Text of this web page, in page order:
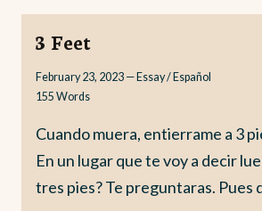
3 Feet
February 23, 2023 — Essay / Español
155 Words
Cuando muera, entierrame a 3
En un lugar que te voy a decir
tres pies? Te preguntaras. Pues